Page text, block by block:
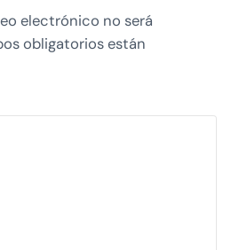
electrónico no será
obligatorios están